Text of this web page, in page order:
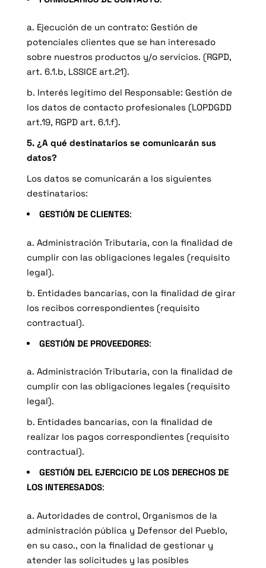
a. Ejecución de un contrato: Gestión de
potenciales clientes que se han interesado
sobre nuestros productos y/o servicios. (RGPD,
art. 6.1.b, LSSICE art.21).
b. Interés legítimo del Responsable: Gestión de
los datos de contacto profesionales (LOPDGDD
art.19, RGPD art. 6.1.f).
5. ¿A qué destinatarios se comunicarán sus
datos?
Los datos se comunicarán a los siguientes
destinatarios:
GESTIÓN DE CLIENTES:
a. Administración Tributaria, con la finalidad de
cumplir con las obligaciones legales (requisito
legal).
b. Entidades bancarias, con la finalidad de girar
los recibos correspondientes (requisito
contractual).
GESTIÓN DE PROVEEDORES:
a. Administración Tributaria, con la finalidad de
cumplir con las obligaciones legales (requisito
legal).
b. Entidades bancarias, con la finalidad de
realizar los pagos correspondientes (requisito
contractual).
GESTIÓN DEL EJERCICIO DE LOS DERECHOS DE
LOS INTERESADOS:
a. Autoridades de control, Organismos de la
administración pública y Defensor del Pueblo,
en su caso., con la finalidad de gestionar y
atender las solicitudes y las posibles